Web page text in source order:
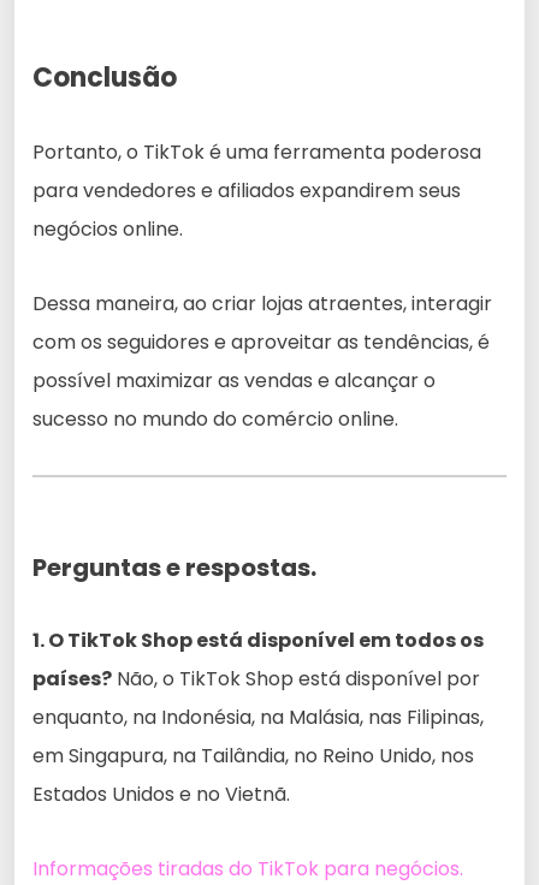
Conclusão
Portanto, o TikTok é uma ferramenta poderosa
para vendedores e afiliados expandirem seus
negócios online.
Dessa maneira, ao criar lojas atraentes, interagir
com os seguidores e aproveitar as tendências, é
possível maximizar as vendas e alcançar o
sucesso no mundo do comércio online.
Perguntas e respostas.
1. O TikTok Shop está disponível em todos os
países? Não, o TikTok Shop está disponível por
enquanto, na Indonésia, na Malásia, nas Filipinas,
em Singapura, na Tailândia, no Reino Unido, nos
Estados Unidos e no Vietnã.
Informações tiradas do TikTok para negócios.